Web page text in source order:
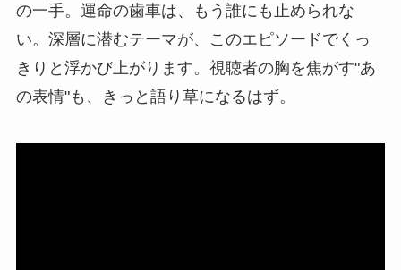
の一手。運命の歯車は、もう誰にも止められな
い。深層に潜むテーマが、このエピソードでくっ
きりと浮かび上がります。視聴者の胸を焦がす"あ
の表情"も、きっと語り草になるはず。